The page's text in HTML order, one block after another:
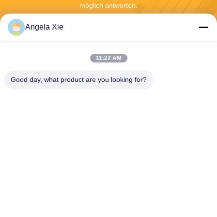
möglich antworten.
Angela Xie
11:22 AM
Good day, what product are you looking for?